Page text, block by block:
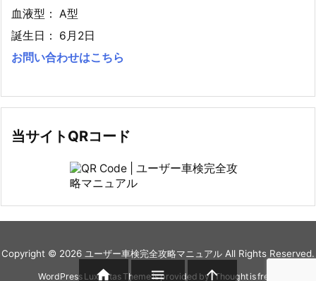
血液型： A型
誕生日： 6月2日
お問い合わせはこちら
当サイトQRコード
Copyright © 2026 ユーザー車検完全攻略マニュアル All Rights Reserved.
WordPress Luxeritas Theme is provided by "Thought is free
  